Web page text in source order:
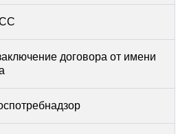
договора от имени